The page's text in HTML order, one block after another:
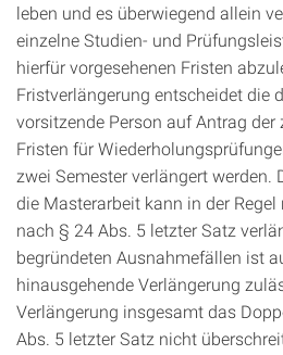
leben und es überwiegend allein
einzelne Studien- und
hierfür vorgesehenen Fristen
Fristverlängerung entscheidet die
vorsitzende Person auf Antrag der
Fristen für
zwei Semester verlängert werden.
die Masterarbeit kann in der
nach § 24 Abs. 5 letzter Satz
begründeten Ausnahmefällen ist
hinausgehende Verlängerung
Verlängerung insgesamt das
Abs. 5 letzter Satz nicht